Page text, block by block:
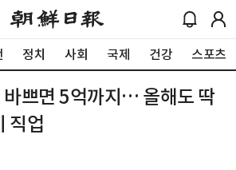
정치 사회 국제 건강 스포츠
바쁘면 5억까지… 올해도 딱
직업